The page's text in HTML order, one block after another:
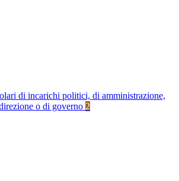
di incarichi politici, di amministrazione,
o di governo 2